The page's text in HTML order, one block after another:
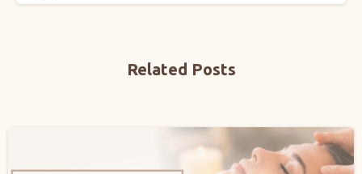
Related Posts
0